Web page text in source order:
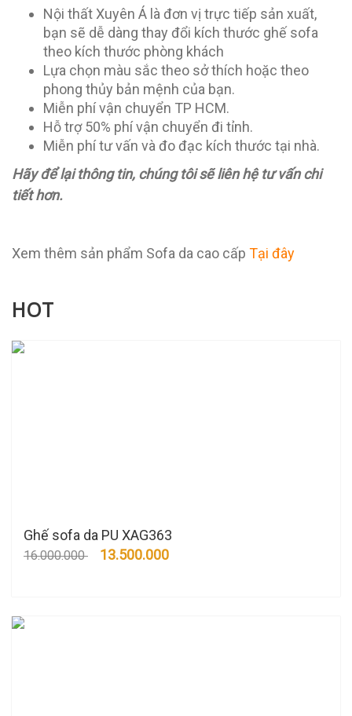
Nội thất Xuyên Á là đơn vị trực tiếp sản xuất,
bạn sẽ dễ dàng thay đổi kích thước ghế sofa
theo kích thước phòng khách
Lựa chọn màu sắc theo sở thích hoặc theo
phong thủy bản mệnh của bạn.
Miễn phí vận chuyển TP HCM.
Hỗ trợ 50% phí vận chuyển đi tỉnh.
Miễn phí tư vấn và đo đạc kích thước tại nhà.
Hãy để lại thông tin, chúng tôi sẽ liên hệ tư vấn chi
tiết hơn.
Xem thêm sản phẩm Sofa da cao cấp Tại đây
HOT
Ghế sofa da PU XAG363
16.000.000 13.500.000